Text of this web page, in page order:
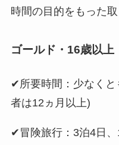
時間の目的をもった
ゴールド・16歳以上
✔所要時間：少なく
者は12ヵ月以上)
✔冒険旅行：3泊4日